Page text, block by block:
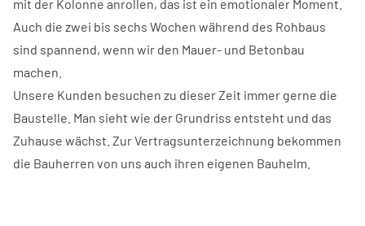
mit der Kolonne anrollen, das ist ein emotionaler Moment.
Auch die zwei bis sechs Wochen während des Rohbaus
sind spannend, wenn wir den Mauer- und Betonbau
machen.
Unsere Kunden besuchen zu dieser Zeit immer gerne die
Baustelle. Man sieht wie der Grundriss entsteht und das
Zuhause wächst. Zur Vertragsunterzeichnung bekommen
die Bauherren von uns auch ihren eigenen Bauhelm.